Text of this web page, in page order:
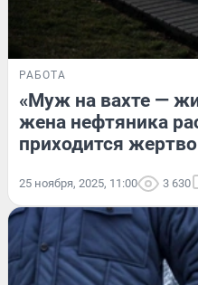
РАБОТА
«Муж на вахте —
жена нефтяника
приходится
25 ноября, 2025, 11:00 3 630